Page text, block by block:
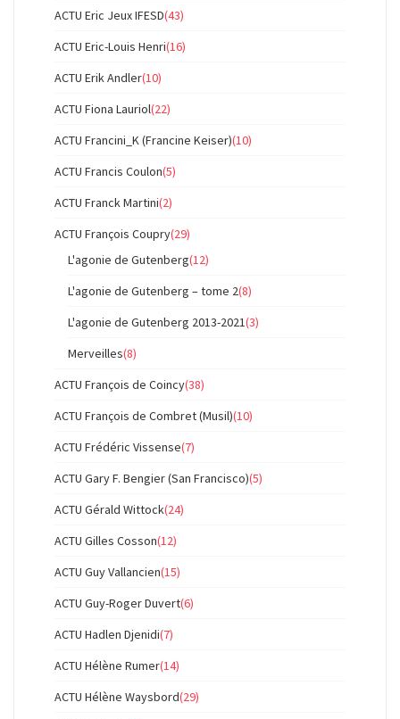
ACTU Eric Jeux IFESD(43)
ACTU Eric-Louis Henri(16)
ACTU Erik Andler(10)
ACTU Fiona Lauriol(22)
ACTU Francini_K (Francine Keiser)(10)
ACTU Francis Coulon(5)
ACTU Franck Martini(2)
ACTU François Coupry(29)
L'agonie de Gutenberg(12)
L'agonie de Gutenberg – tome 2(8)
L'agonie de Gutenberg 2013-2021(3)
Merveilles(8)
ACTU François de Coincy(38)
ACTU François de Combret (Musil)(10)
ACTU Frédéric Vissense(7)
ACTU Gary F. Bengier (San Francisco)(5)
ACTU Gérald Wittock(24)
ACTU Gilles Cosson(12)
ACTU Guy Vallancien(15)
ACTU Guy-Roger Duvert(6)
ACTU Hadlen Djenidi(7)
ACTU Hélène Rumer(14)
ACTU Hélène Waysbord(29)